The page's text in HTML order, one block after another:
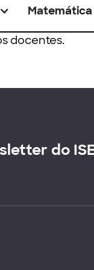
Matemática
docentes.
do